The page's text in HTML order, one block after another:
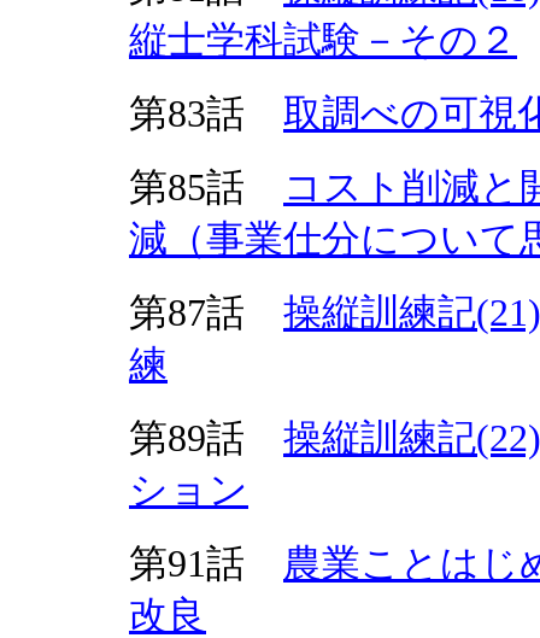
縦士学科試験－その２
第83話 取調べの可視
第85話
コスト削減と
減（事業仕分について
第87話 操縦訓練記
練
第89話 操縦訓練記
ション
第91話 農業ことはじ
改良